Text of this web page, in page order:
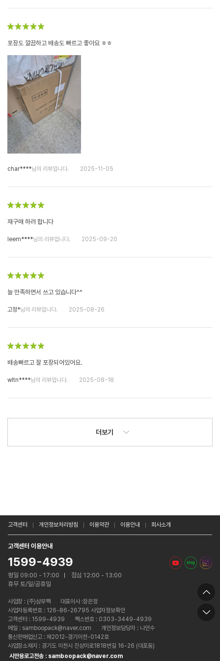
포장도 깔끔하고 배송도 빠르고 좋아요 ㅎㅎ
char****님의 리뷰입니다. 2025-11-05
재구매 하려 합니다
leem****님의 리뷰입니다. 2025-09-20
늘 만족하면서 쓰고 있습니다^^
고정*님의 리뷰입니다. 2025-08-26
배송빠르고 잘 포장되어있어요.
wltn****님의 리뷰입니다. 2025-08-18
더보기
고객센터 개인정보처리방침 이용약관 이용안내 회사소개
고객센터 이용안내
1599-4939
평일 09:00 - 17:00
점심 12:00 - 13:00
휴무 토/일/공휴일
사업장 : (주)삼부팩
대표이사 :장은정
사업자등록번호 : 126-86-26795 사업자정보확인
고객센터 : 1599-4939
팩스번호 : 0303-3449-4939
메일 : samboopack@naver.com
개인정보담당자 : 나인수
통신판매업신고 : 제2012-경기이천-0142호
사업장소재지 : 경기도 이천시 진상미로1818번길 16-26 (대포동)
시안용로고전송 : samboopack@naver.com